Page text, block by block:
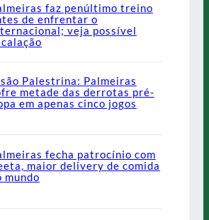
faz penúltimo treino
de enfrentar o
veja possível
Palestrina: Palmeiras
metade das derrotas pré-
em apenas cinco jogos
fecha patrocínio com
maior delivery de comida
mundo